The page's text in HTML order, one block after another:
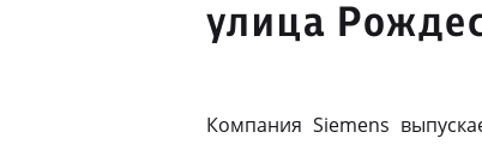
улица
Компания Siemens